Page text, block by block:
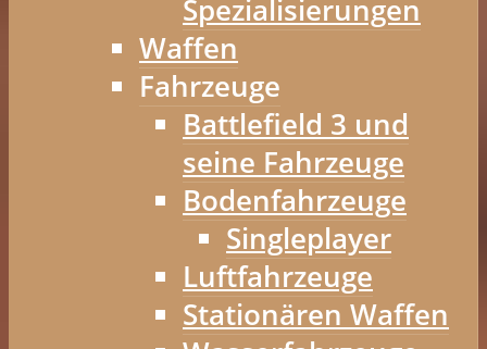
Spezialisierungen
Waffen
Fahrzeuge
Battlefield 3 und
seine Fahrzeuge
Bodenfahrzeuge
Singleplayer
Luftfahrzeuge
Stationären Waffen